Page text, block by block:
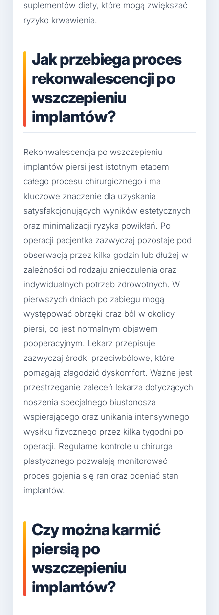
suplementów diety, które mogą zwiększać
ryzyko krwawienia.
Jak przebiega proces
rekonwalescencji po
wszczepieniu
implantów?
Rekonwalescencja po wszczepieniu
implantów piersi jest istotnym etapem
całego procesu chirurgicznego i ma
kluczowe znaczenie dla uzyskania
satysfakcjonujących wyników estetycznych
oraz minimalizacji ryzyka powikłań. Po
operacji pacjentka zazwyczaj pozostaje pod
obserwacją przez kilka godzin lub dłużej w
zależności od rodzaju znieczulenia oraz
indywidualnych potrzeb zdrowotnych. W
pierwszych dniach po zabiegu mogą
występować obrzęki oraz ból w okolicy
piersi, co jest normalnym objawem
pooperacyjnym. Lekarz przepisuje
zazwyczaj środki przeciwbólowe, które
pomagają złagodzić dyskomfort. Ważne jest
przestrzeganie zaleceń lekarza dotyczących
noszenia specjalnego biustonosza
wspierającego oraz unikania intensywnego
wysiłku fizycznego przez kilka tygodni po
operacji. Regularne kontrole u chirurga
plastycznego pozwalają monitorować
proces gojenia się ran oraz oceniać stan
implantów.
Czy można karmić
piersią po
wszczepieniu
implantów?